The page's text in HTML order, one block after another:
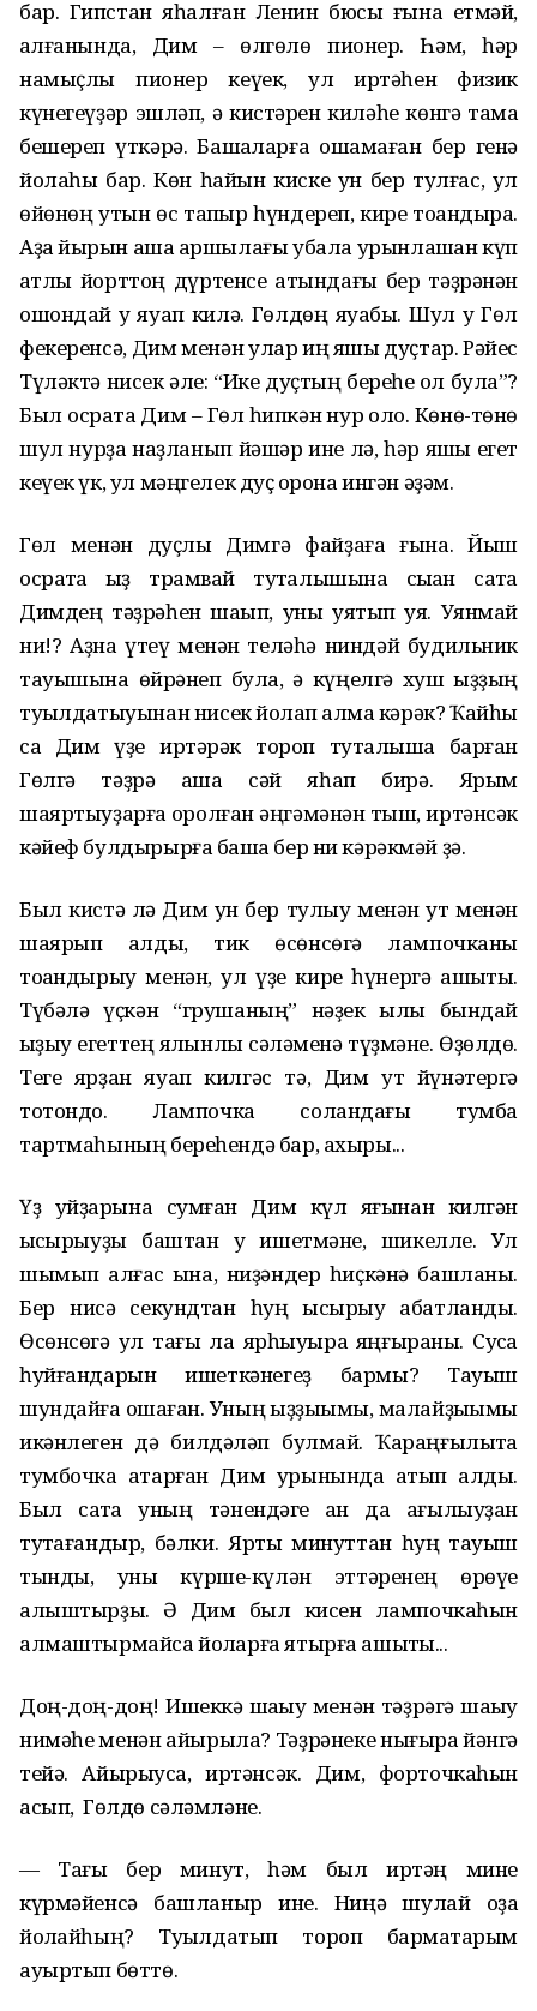
бар. Гипстан яһалған Ленин бюсы ғына етмәй,
ҡалғанында, Дим – өлгөлө пионер. Һәм, һәр
намыҫлы пионер кеүек, ул иртәһен физик
күнегеүҙәр эшләп, ә кистәрен киләһе көнгә тамаҡ
бешереп үткәрә. Башҡаларға оҡшамаған бер генә
йолаһы бар. Көн һайын киске ун бер тулғас, ул
өйөнөң утын өс тапҡыр һүндереп, кире тоҡандыра.
Аҙаҡ йырын аша ҡаршылағы убала урынлашҡан күп
ҡатлы йорттоң дүртенсе ҡатындағы бер тәҙрәнән
ошондай уҡ яуап килә. Гөлдөң яуабы. Шул уҡ Гөл
фекеренсә, Дим менән улар иң яҡшы дуҫтар. Рәйес
Түләктә нисек әле: “Ике дуҫтың береһе ҡол була”?
Был осраҡта Дим – Гөл һипкән нур ҡоло. Көнө-төнө
шул нурҙа наҙланып йәшәр ине лә, һәр яҡшы егет
кеүек үк, ул мәңгелек дуҫ ҡорона ингән әҙәм.
Гөл менән дуҫлыҡ Димгә файҙаға ғына. Йыш
осраҡта ҡыҙ трамвай туҡталышына сыҡҡан саҡта
Димдең тәҙрәһен шаҡып, уны уятып ҡуя. Уянмай
ни!? Аҙна үтеү менән теләһә ниндәй будильник
тауышына өйрәнеп була, ә күңелгә хуш ҡыҙҙың
туҡылдатыуынан нисек йоҡлап ҡалмаҡ кәрәк? Ҡайһы
саҡ Дим үҙе иртәрәк тороп туҡталышҡа барған
Гөлгә тәҙрә аша сәй яһап бирә. Ярым
шаяртыуҙарға ҡоролған әңгәмәнән тыш, иртәнсәк
кәйеф булдырырға башҡа бер ни кәрәкмәй ҙә.
Был кистә лә Дим ун бер тулыу менән ут менән
шаярып алды, тик өсөнсөгә лампочканы
тоҡандырыу менән, ул үҙе кире һүнергә ашыҡты.
Түбәлә үҫкән “грушаның” нәҙек ҡылы бындай
ҡыҙыу егеттең ялҡынлы сәләменә түҙмәне. Өҙөлдө.
Теге ярҙан яуап килгәс тә, Дим ут йүнәтергә
тотондо. Лампочка соландағы тумба
тартмаһының береһендә бар, ахыры...
Үҙ уйҙарына сумған Дим күл яғынан килгән
ҡысҡырыуҙы баштан уҡ ишетмәне, шикелле. Ул
шымып ҡалғас ҡына, ниҙәндер һиҫкәнә башланы.
Бер нисә секундтан һуң ҡысҡырыу ҡабатланды.
Өсөнсөгә ул тағы ла ярһыуыраҡ яңғыраны. Сусҡа
һуйғандарын ишеткәнегеҙ бармы? Тауыш
шундайға оҡшаған. Уның ҡыҙҙыҡымы, малайҙыҡымы
икәнлеген дә билдәләп булмай. Ҡараңғылыҡта
тумбочка аҡтарған Дим урынында ҡатып ҡалды.
Был саҡта уның тәнендәге ҡан да ағылыуҙан
туҡтағандыр, бәлки. Ярты минуттан һуң тауыш
тынды, уны күрше-күлән эттәренең өрөүе
алыштырҙы. Ә Дим был кисен лампочкаһын
алмаштырмайса йоҡларға ятырға ашыҡты...
Доң-доң-доң! Ишеккә шаҡыу менән тәҙрәгә шаҡыу
нимәһе менән айырыла? Тәҙрәнеке нығыраҡ йәнгә
тейә. Айырыуса, иртәнсәк. Дим, форточкаһын
асып, Гөлдө сәләмләне.
— ­Тағы бер минут, һәм был иртәң мине
күрмәйенсә башланыр ине. Ниңә шулай оҙаҡ
йоҡлайһың? Туҡылдатып тороп бармаҡтарым
ауыртып бөттө.